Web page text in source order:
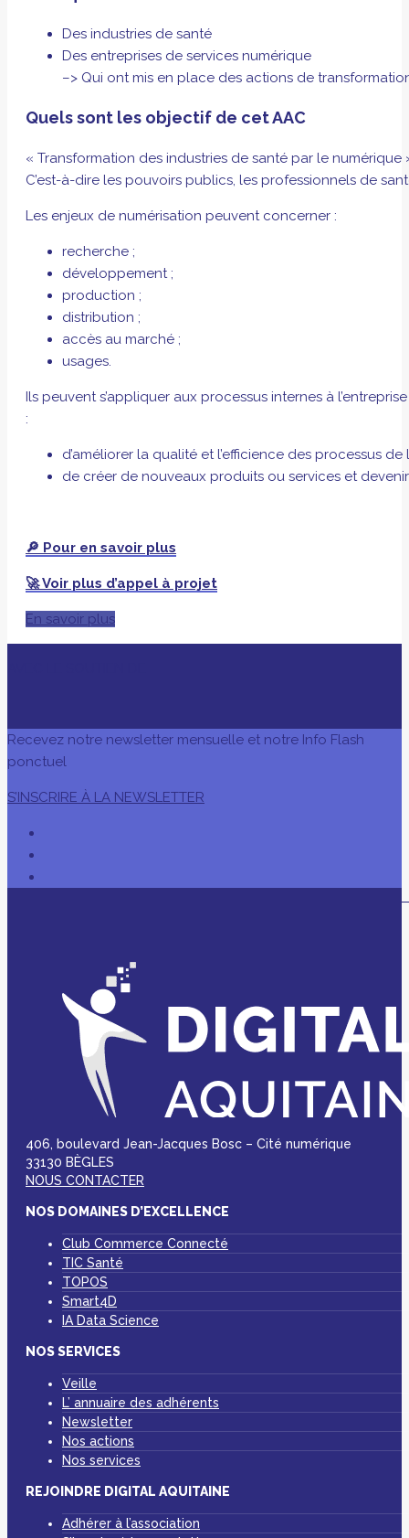
Des industries de santé
Des entreprises de services numérique
–> Qui ont mis en place des actions de
Quels sont les objectif de cet AAC
« Transformation des industries de santé par le
C’est-à-dire les pouvoirs publics, les professionnels de
Les enjeux de numérisation peuvent concerner :
recherche ;
développement ;
production ;
distribution ;
accès au marché ;
usages.
Ils peuvent s’appliquer aux processus internes à
:
d’améliorer la qualité et l’efficience des processus de
de créer de nouveaux produits ou services et
🔎 Pour en savoir plus
🚀 Voir plus d’appel à projet
En savoir plus
Recevez notre newsletter mensuelle et notre Info Flash
ponctuel
S’INSCRIRE À LA NEWSLETTER
406, boulevard Jean-Jacques Bosc – Cité numérique
33130 BÈGLES
NOUS CONTACTER
NOS DOMAINES D’EXCELLENCE
Club Commerce Connecté
TIC Santé
TOPOS
Smart4D
IA Data Science
NOS SERVICES
Veille
L’ annuaire des adhérents
Newsletter
Nos actions
Nos services
REJOINDRE DIGITAL AQUITAINE
Adhérer à l’association